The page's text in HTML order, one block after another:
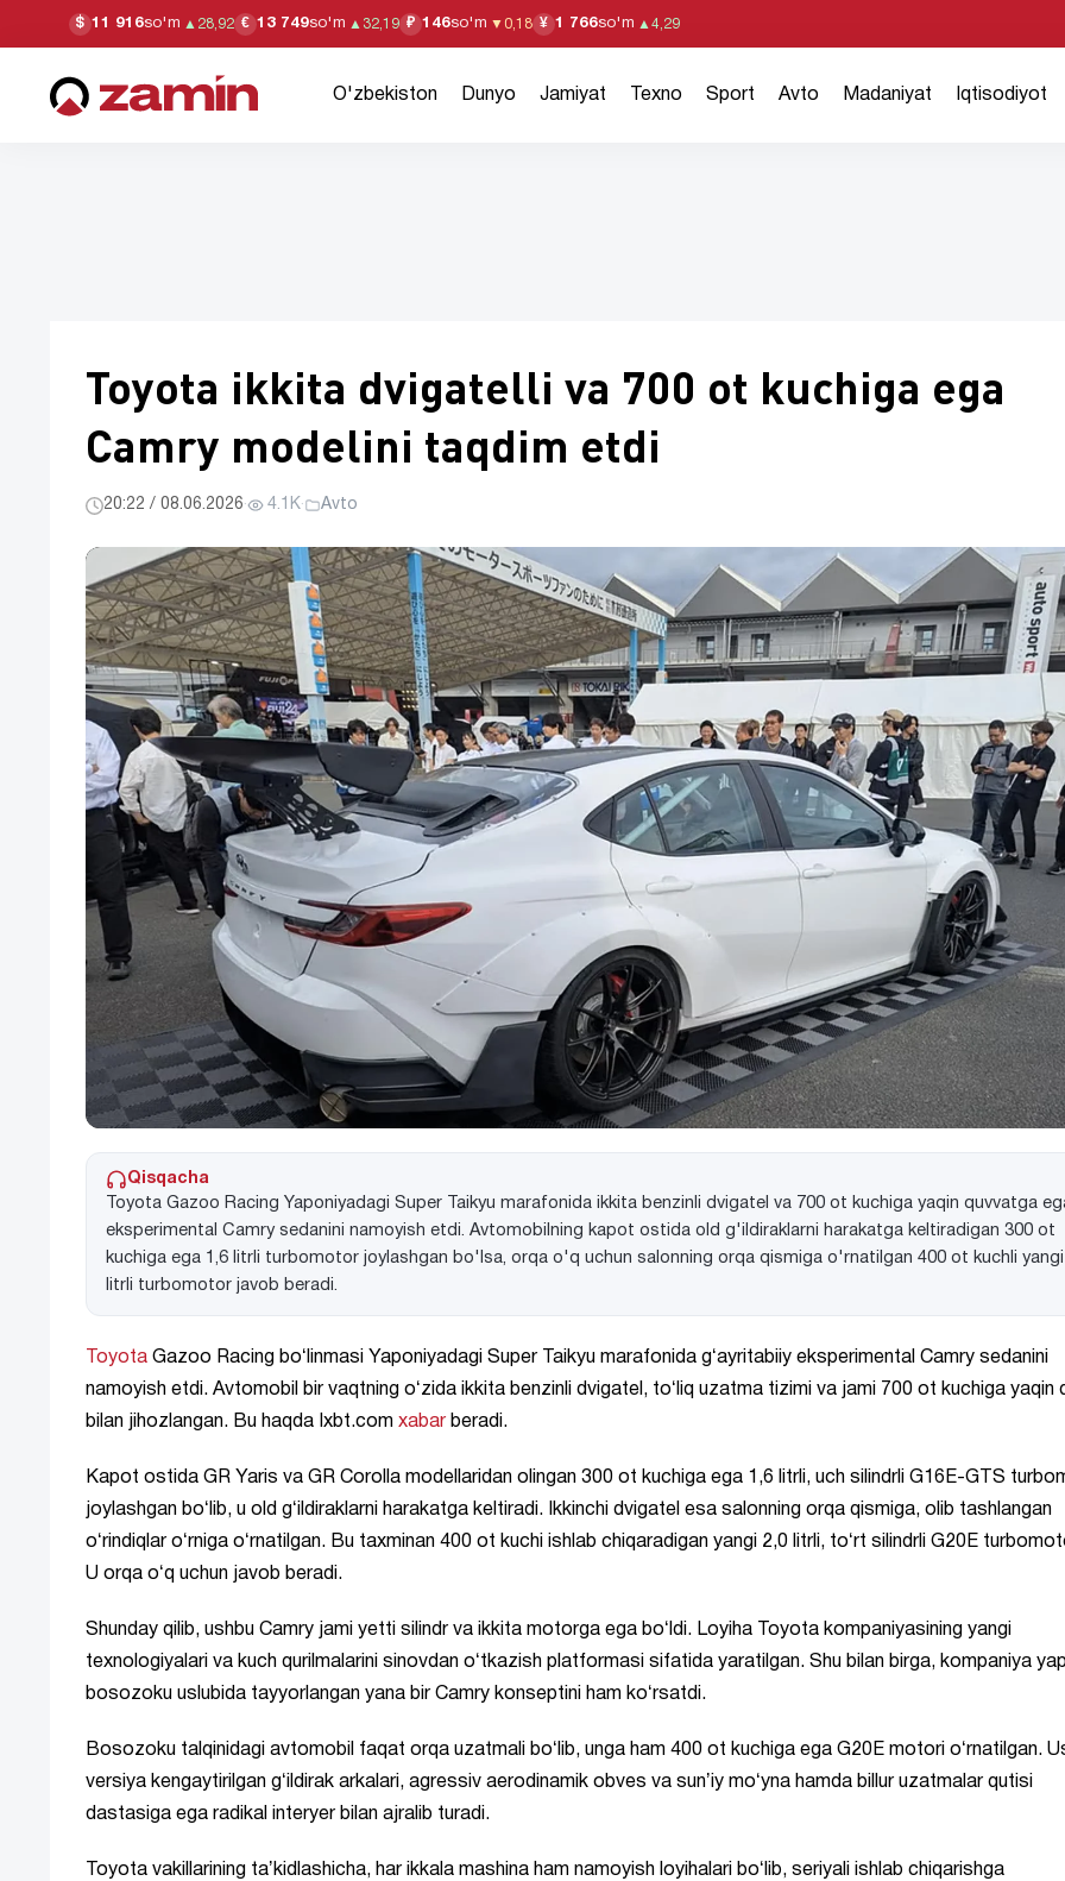
$ 11 916so'm ▲ 28,92 € 13 749so'm ▲ 32,19 ₽ 146so'm ▼ 0,18 ¥ 1 766so'm ▲ 4,29
O'zbekiston Dunyo Jamiyat Texno Sport Avto Madaniyat Iqtisodiyot
Toyota ikkita dvigatelli va 700 ot kuchiga ega
Camry modelini taqdim etdi
20:22 / 08.06.2026· 4.1K· Avto
Qisqacha
Toyota Gazoo Racing Yaponiyadagi Super Taikyu marafonida ikkita benzinli dvigatel va 700 ot kuchiga yaqin quvvatga
eksperimental Camry sedanini namoyish etdi. Avtomobilning kapot ostida old g'ildiraklarni harakatga keltiradigan 300 ot
kuchiga ega 1,6 litrli turbomotor joylashgan bo'lsa, orqa o'q uchun salonning orqa qismiga o'rnatilgan 400 ot kuchli yangi
litrli turbomotor javob beradi.
Toyota Gazoo Racing boʻlinmasi Yaponiyadagi Super Taikyu marafonida gʻayritabiiy eksperimental Camry sedanini
namoyish etdi. Avtomobil bir vaqtning oʻzida ikkita benzinli dvigatel, toʻliq uzatma tizimi va jami 700 ot kuchiga yaqin
bilan jihozlangan. Bu haqda Ixbt.com xabar beradi.
Kapot ostida GR Yaris va GR Corolla modellaridan olingan 300 ot kuchiga ega 1,6 litrli, uch silindrli G16E-GTS
joylashgan boʻlib, u old gʻildiraklarni harakatga keltiradi. Ikkinchi dvigatel esa salonning orqa qismiga, olib tashlangan
oʻrindiqlar oʻrniga oʻrnatilgan. Bu taxminan 400 ot kuchi ishlab chiqaradigan yangi 2,0 litrli, toʻrt silindrli G20E
U orqa oʻq uchun javob beradi.
Shunday qilib, ushbu Camry jami yetti silindr va ikkita motorga ega boʻldi. Loyiha Toyota kompaniyasining yangi
texnologiyalari va kuch qurilmalarini sinovdan oʻtkazish platformasi sifatida yaratilgan. Shu bilan birga, kompaniya
bosozoku uslubida tayyorlangan yana bir Camry konseptini ham koʻrsatdi.
Bosozoku talqinidagi avtomobil faqat orqa uzatmali boʻlib, unga ham 400 ot kuchiga ega G20E motori oʻrnatilgan.
versiya kengaytirilgan gʻildirak arkalari, agressiv aerodinamik obves va sunʼiy moʻyna hamda billur uzatmalar qutisi
dastasiga ega radikal interyer bilan ajralib turadi.
Toyota vakillarining taʼkidlashicha, har ikkala mashina ham namoyish loyihalari boʻlib, seriyali ishlab chiqarishga